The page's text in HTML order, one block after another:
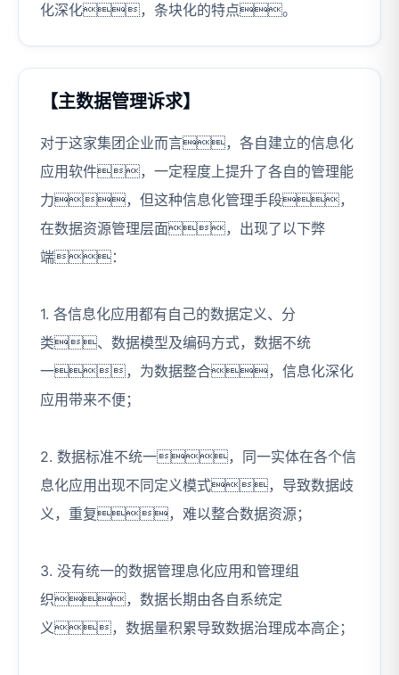
化深化，条块化的特点。
【主数据管理诉求】
对于这家集团企业而言，各自建立的信息化
应用软件，一定程度上提升了各自的管理能
力，但这种信息化管理手段，
在数据资源管理层面，出现了以下弊
端：
1. 各信息化应用都有自己的数据定义、分
类、数据模型及编码方式，数据不统
一，为数据整合，信息化深化
应用带来不便；
2. 数据标准不统一，同一实体在各个信
息化应用出现不同定义模式，导致数据歧
义，重复，难以整合数据资源；
3. 没有统一的数据管理息化应用和管理组
织，数据长期由各自系统定
义，数据量积累导致数据治理成本高企；